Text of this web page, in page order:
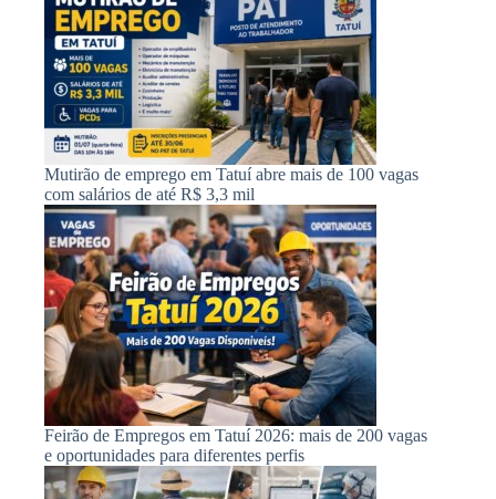
Mutirão de emprego em Tatuí abre mais de 100 vagas
com salários de até R$ 3,3 mil
Feirão de Empregos em Tatuí 2026: mais de 200 vagas
e oportunidades para diferentes perfis